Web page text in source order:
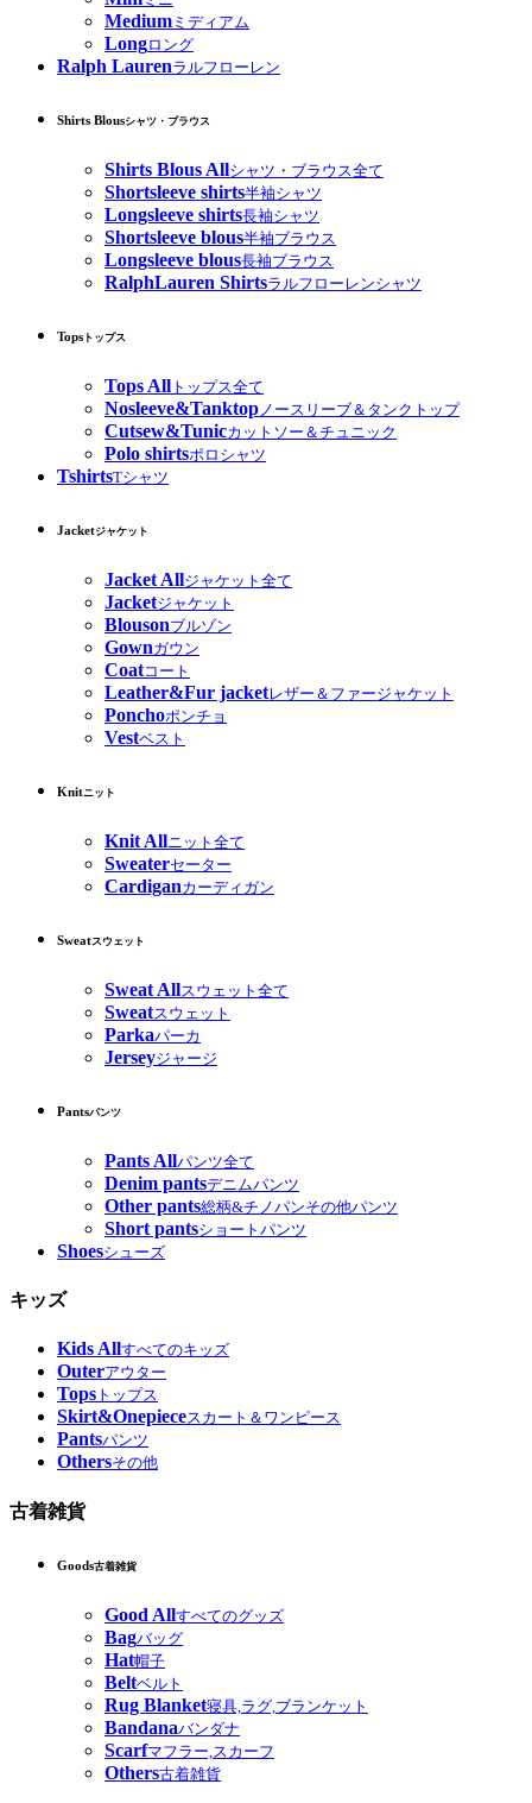
Medium ミディアム
Longロング
Ralph Laurenラルフローレン
Shirts Blousシャツ・ブラウス
Shirts Blous Allシャツ・ブラウス全て
Shortsleeve shirts半袖シャツ
Longsleeve shirts長袖シャツ
Shortsleeve blous半袖ブラウス
Longsleeve blous長袖ブラウス
RalphLauren Shirtsラルフローレンシャツ
Tops トップス
Tops All トップス全て
Nosleeve&Tanktop ノースリーブ＆タンクトップ
Cutsew&Tunicカットソー＆チュニック
Polo shirtsポロシャツ
TshirtsTシャツ
Jacketジャケット
Jacket Allジャケット全て
Jacketジャケット
Blousonブルゾン
Gownガウン
Coatコート
Leather&Fur jacketレザー＆ファージャケット
Ponchoポンチョ
Vestベスト
Knitニット
Knit Allニット全て
Sweaterセーター
Cardiganカーディガン
Sweatスウェット
Sweat Allスウェット全て
Sweatスウェット
Parkaパーカ
Jerseyジャージ
Pantsパンツ
Pants Allパンツ全て
Denim pantsデニムパンツ
Other pants総柄&チノパンその他パンツ
Short pantsショートパンツ
Shoesシューズ
キッズ
Kids Allすべてのキッズ
Outerアウター
Tops トップス
Skirt&Onepieceスカート＆ワンピース
Pantsパンツ
Othersその他
古着雑貨
Goods古着雑貨
Good Allすべてのグッズ
Bagバッグ
Hat帽子
Beltベルト
Rug Blanket寝具,ラグ,ブランケット
Bandanaバンダナ
Scarfマフラー,スカーフ
Others古着雑貨